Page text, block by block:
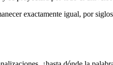
exactamente igual, por